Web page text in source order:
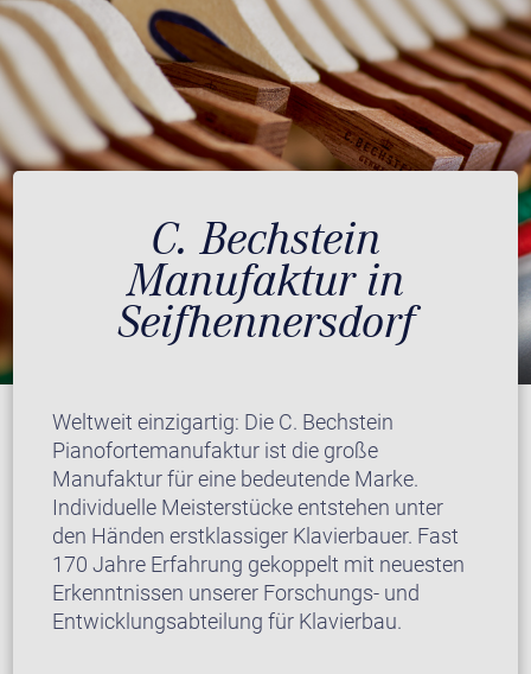
C. Bechstein
Manufaktur in
Seifhennersdorf
Weltweit einzigartig: Die C. Bechstein
Pianofortemanufaktur ist die große
Manufaktur für eine bedeutende Marke.
Individuelle Meisterstücke entstehen unter
den Händen erstklassiger Klavierbauer. Fast
170 Jahre Erfahrung gekoppelt mit neuesten
Erkenntnissen unserer Forschungs- und
Entwicklungsabteilung für Klavierbau.